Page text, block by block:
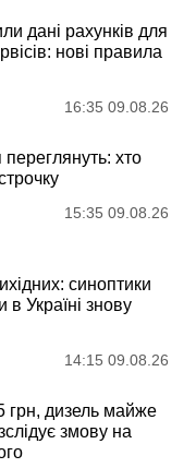
дані рахунків для
нові правила
16:35 09.08.26
хто
15:35 09.08.26
синоптики
в Україні знову
14:15 09.08.26
грн, дизель майже
змову на